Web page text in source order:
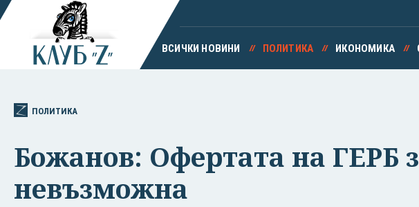
ВСИЧКИ НОВИНИ ПОЛИТИКА ИКОНОМИКА
ПОЛИТИКА
Божанов: Офертата на ГЕРБ
невъзможна